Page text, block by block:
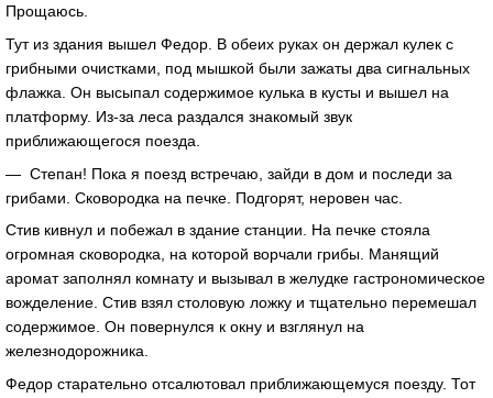
Прощаюсь.
Тут из здания вышел Федор. В обеих руках он держал кулек с
грибными очистками, под мышкой были зажаты два сигнальных
флажка. Он высыпал содержимое кулька в кусты и вышел на
платформу. Из-за леса раздался знакомый звук
приближающегося поезда.
— Степан! Пока я поезд встречаю, зайди в дом и последи за
грибами. Сковородка на печке. Подгорят, неровен час.
Стив кивнул и побежал в здание станции. На печке стояла
огромная сковородка, на которой ворчали грибы. Манящий
аромат заполнял комнату и вызывал в желудке гастрономическое
вожделение. Стив взял столовую ложку и тщательно перемешал
содержимое. Он повернулся к окну и взглянул на
железнодорожника.
Федор старательно отсалютовал приближающемуся поезду. Тот